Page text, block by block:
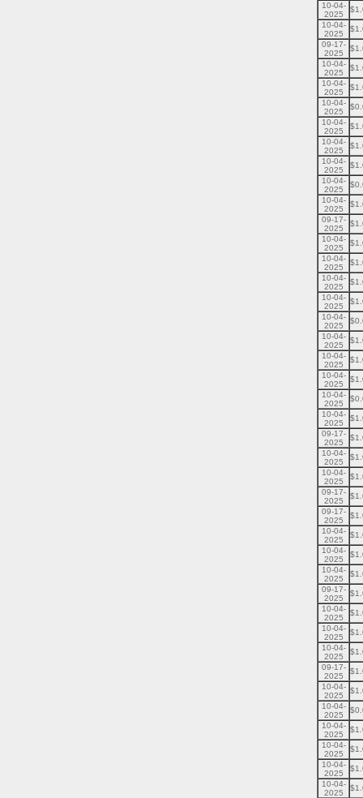
10-04-
2025
10-04-
2025
09-17-
2025
10-04-
2025
10-04-
2025
10-04-
2025
10-04-
2025
10-04-
2025
10-04-
2025
10-04-
2025
10-04-
2025
09-17-
2025
10-04-
2025
10-04-
2025
10-04-
2025
10-04-
2025
10-04-
2025
10-04-
2025
10-04-
2025
10-04-
2025
10-04-
2025
10-04-
2025
09-17-
2025
10-04-
2025
10-04-
2025
09-17-
2025
09-17-
2025
10-04-
2025
10-04-
2025
10-04-
2025
09-17-
2025
10-04-
2025
10-04-
2025
10-04-
2025
09-17-
2025
10-04-
2025
10-04-
2025
10-04-
2025
10-04-
2025
10-04-
2025
10-04-
2025